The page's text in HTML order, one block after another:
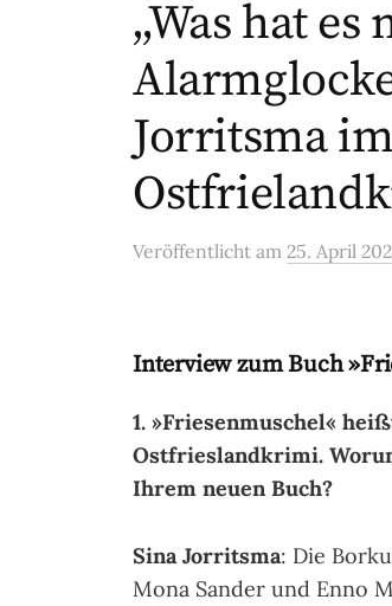
„Was hat
Jorritsma
Veröffentlicht am 25. April
Interview zum Buch
1. »Friesenmuschel«
Ostfrieslandkrimi.
Ihrem neuen Buch?
Sina Jorritsma: Die
Mona Sander und Enno